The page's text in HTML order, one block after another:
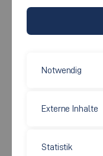
Notwendig
Externe Inhalte
Statistik